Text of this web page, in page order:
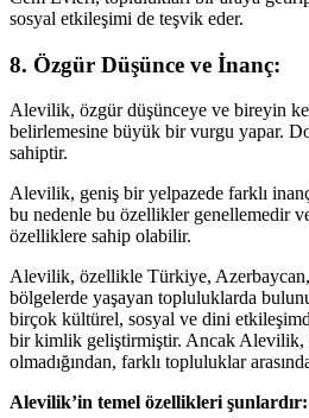
sosyal etkileşimi de teşvik eder.
8. Özgür Düşünce ve İnanç:
Alevilik, özgür düşünceye ve bireyin
belirlemesine büyük bir vurgu yapar.
sahiptir.
Alevilik, geniş bir yelpazede farklı
bu nedenle bu özellikler genellemedir
özelliklere sahip olabilir.
Alevilik, özellikle Türkiye,
bölgelerde yaşayan topluluklarda
birçok kültürel, sosyal ve dini
bir kimlik geliştirmiştir. Ancak Alevilik,
olmadığından, farklı topluluklar
Alevilik’in temel özellikleri şunlardır: